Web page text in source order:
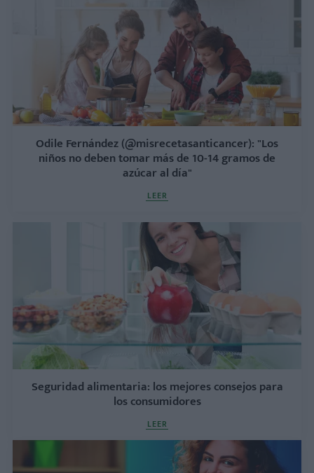
Odile Fernández (@misrecetasanticancer): "Los
niños no deben tomar más de 10-14 gramos de
azúcar al día"
LEER
Seguridad alimentaria: los mejores consejos para
los consumidores
LEER